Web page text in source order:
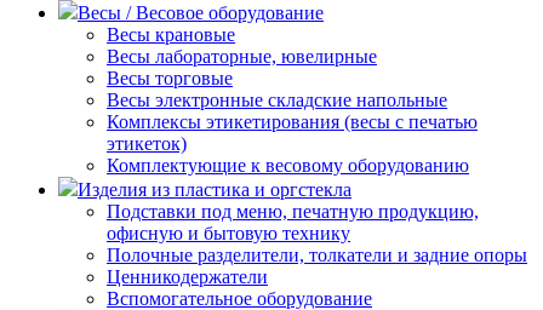
Весы / Весовое оборудование
Весы крановые
Весы лабораторные, ювелирные
Весы торговые
Весы электронные складские напольные
Комплексы этикетирования (весы с печатью
этикеток)
Комплектующие к весовому оборудованию
Изделия из пластика и оргстекла
Подставки под меню, печатную продукцию,
офисную и бытовую технику
Полочные разделители, толкатели и задние опоры
Ценникодержатели
Вспомогательное оборудование